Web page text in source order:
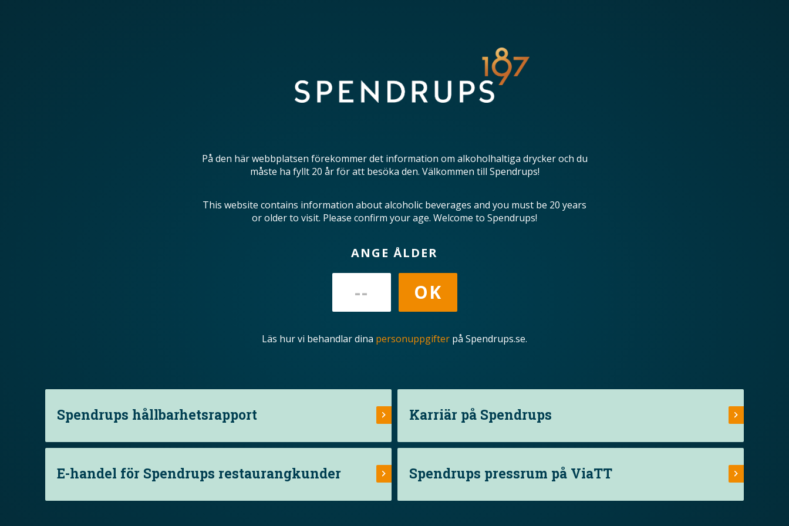
På den här webbplatsen förekommer det information om alkoholhaltiga drycker och du
måste ha fyllt 20 år för att besöka den. Välkommen till Spendrups!
This website contains information about alcoholic beverages and you must be 20 years
or older to visit. Please confirm your age. Welcome to Spendrups!
ANGE ÅLDER
Läs hur vi behandlar dina personuppgifter på Spendrups.se.
Spendrups hållbarhetsrapport Karriär på Spendrups
E-handel för Spendrups restaurangkunder Spendrups pressrum på ViaTT